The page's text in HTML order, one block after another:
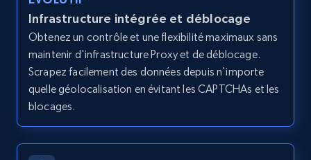
Zillow properties listing information -
Search by parameters on zillow and use the
direct link as input
Zpid, City, State, HomeStatus, Address,
IsListingClaimedByCurrentSignedInUser,
IsCurrentSignedInAgentResponsible, Bedrooms,
and more.
Infrastructure intégrée et déblocage
Obtenez un contrôle et une flexibilité maximaux sans
maintenir d'infrastructure Proxy et de déblocage.
Scrapez facilement des données depuis n'importe
quelle géolocalisation en évitant les CAPTCHAs et les
blocages.